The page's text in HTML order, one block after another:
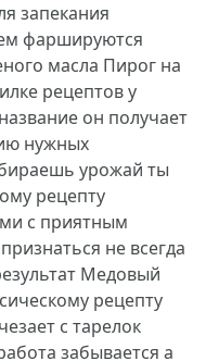
запекания
фаршируются
масла Пирог на
рецептов у
он получает
нужных
урожай ты
рецепту
с приятным
не всегда
Медовый
рецепту
с тарелок
забывается а